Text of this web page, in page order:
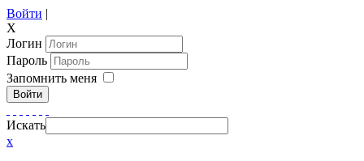
Войти |
X
Логин
Пароль
Запомнить меня
Войти
Искать
x